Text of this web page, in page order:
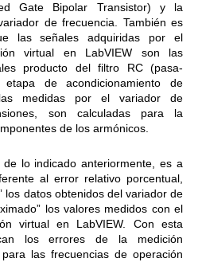
Gate Bipolar Transistor) y la
de frecuencia. También es
las señales adquiridas por el
virtual en LabVIEW son las
producto del filtro RC (pasa-
de acondicionamiento de
medidas por el variador de
son calculadas para la
de los armónicos.
lo indicado anteriormente, es a
al error relativo porcentual,
los datos obtenidos del variador de
los valores medidos con el
virtual en LabVIEW. Con esta
los errores de la medición
las frecuencias de operación